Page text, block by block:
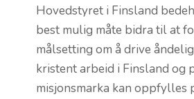
BLI MED
UTLEIE
BEDEHUSFESTIVALEN
Hovedstyret i Finsland
best mulig måte bidra til at
målsetting om å drive
kristent arbeid i Finsland og
misjonsmarka kan oppfylles